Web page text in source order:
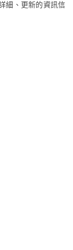
細、更新的資訊信